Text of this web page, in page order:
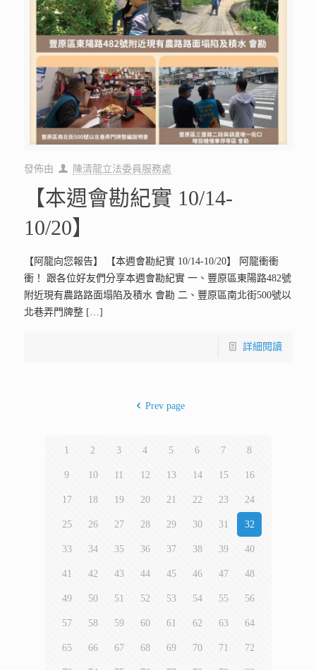
發佈由 陳清龍立法委員服務處
【本週會勘紀實 10/14-
10/20】
【阿龍向您報告】 【本週會勘紀實 10/14-10/20】 阿龍衝衝
衝！ 跟各位好友們分享本週會勘紀實 一、豐原區東陽路482號
附近現有農路路面塌陷及積水 會勘 二、豐原區南北街500號以
北巷弄門牌整[…]
詳細閱讀
Prev page
1 2 3 4 5 6 7 8
9 10 11 12 13 14 15 16
17 18 19 20 21 22 23 24
25 26 27 28 29 30 31 32
33 34 35 36 37 38 39 40
41 42 43 44 45 46 47 48
49 50 51 52 53 54 55 56
57 58 59 60 61 62 63 64
65 66 67 68 69 70 71 72